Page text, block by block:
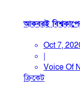
আকবরই
Oct 7,
|
Voice Of
ক্রিকেট